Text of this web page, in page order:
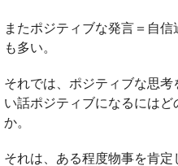
またポジティブな発言＝自
も多い。
それでは、ポジティブな思
い話ポジティブになるには
か。
それは、ある程度物事を肯